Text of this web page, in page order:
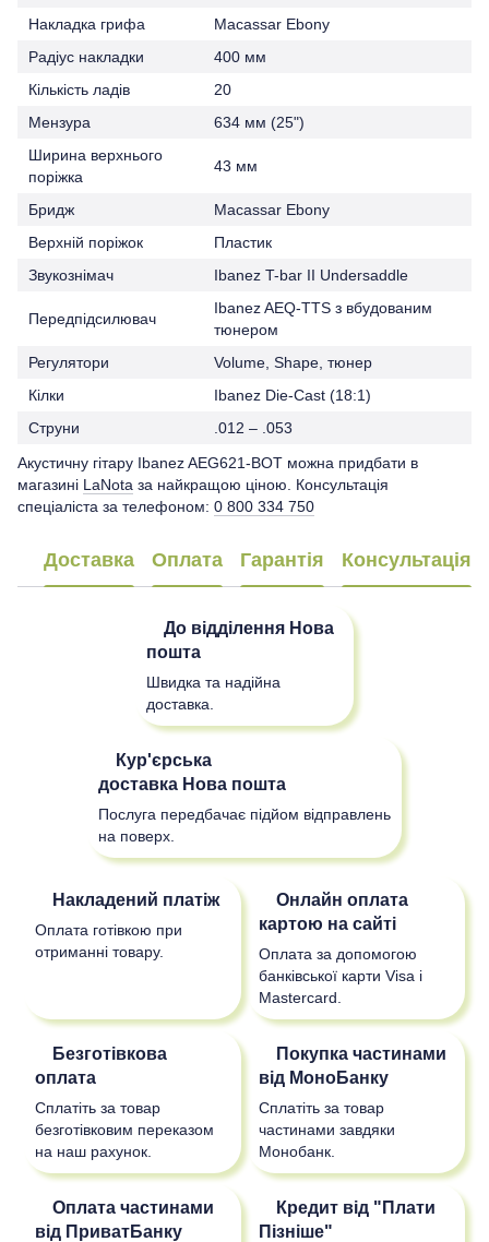
Накладка грифа
Macassar Ebony
Радіус накладки
400 мм
Кількість ладів
20
Мензура
634 мм (25")
Ширина верхнього
поріжка
43 мм
Бридж
Macassar Ebony
Верхній поріжок
Пластик
Звукознімач
Ibanez T-bar II Undersaddle
Передпідсилювач
Ibanez AEQ-TTS з вбудованим
тюнером
Регулятори
Volume, Shape, тюнер
Кілки
Ibanez Die-Cast (18:1)
Струни
.012 – .053
Акустичну гітару Ibanez AEG621-BOT можна придбати в
магазині LaNota за найкращою ціною. Консультація
спеціаліста за телефоном: 0 800 334 750
Доставка Оплата Гарантія Консультація
До відділення Нова
пошта
Швидка та надійна
доставка.
Кур'єрська
доставка Нова пошта
Послуга передбачає підйом відправлень
на поверх.
Накладений платіж
Оплата готівкою при
отриманні товару.
Онлайн оплата
картою на сайті
Оплата за допомогою
банківської карти Visa і
Mastercard.
Безготівкова
оплата
Сплатіть за товар
безготівковим переказом
на наш рахунок.
Покупка частинами
від МоноБанку
Сплатіть за товар
частинами завдяки
Монобанк.
Оплата частинами
від ПриватБанку
Кредит від "Плати
Пізніше"